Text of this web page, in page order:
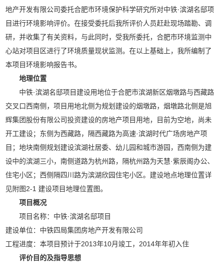
地产开发有限公司委托合肥市环境保护科学研究所对中铁·滨湖名邸项
目进行环境影响评价。在接受委托后我所评价人员赶赴现场踏勘、调
研，并收集了有关资料，与此同时，受我所委托，合肥市环境监测中
心站对项目区进行了环境质量现状监测。在以上基础上，我所编制了
本项目环境影响报告书。
地理位置
中铁·滨湖名邸项目建设用地位于合肥市滨湖新区烟墩路与西藏路
交叉口西南侧，项目用地北侧为规划建设的烟墩路，烟墩路北侧是旭
辉集团股份有限公司投资建设的房地产项目用地，目前为空地，尚未
开工建设；东侧为西藏路，隔西藏路为高速·滨湖时代广场房地产项
目；地块南侧规划建设滨湖社居委、幼儿园和城市游园，西南侧为建
设中的滨湖三小，南侧道路为杭州路，隔杭州路为天慧·紫辰阁办公、
住宅小区；西侧隔四川路为滨湖欣园住宅小区。建设地点地理位置详
见附图2-1 建设项目地理位置图。
项目概况
项目名称：中铁·滨湖名邸项目
建设单位：中铁四局集团房地产开发有限公司
工程进度：本项目预计于2013年10月竣工，2014年年初入住
评价目的及指导思想